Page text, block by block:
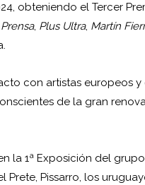
obteniendo el Tercer
Prensa, Plus Ultra, Martín
con artistas europeos
de la gran
la 1ª Exposición del
Pissarro, los